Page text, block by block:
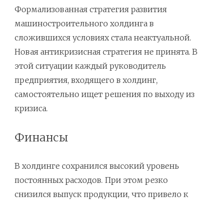
Формализованная стратегия развития
машиностроительного холдинга в
сложившихся условиях стала неактуальной.
Новая антикризисная стратегия не принята. В
этой ситуации каждый руководитель
предприятия, входящего в холдинг,
самостоятельно ищет решения по выходу из
кризиса.
Финансы
В холдинге сохранился высокий уровень
постоянных расходов. При этом резко
снизился выпуск продукции, что привело к